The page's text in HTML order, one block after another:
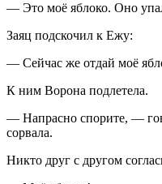
— Это моё яблоко. Оно
Заяц подскочил к Ежу:
— Сейчас же отдай моё
К ним Ворона подлетела.
— Напрасно спорите, —
сорвала.
Никто друг с другом